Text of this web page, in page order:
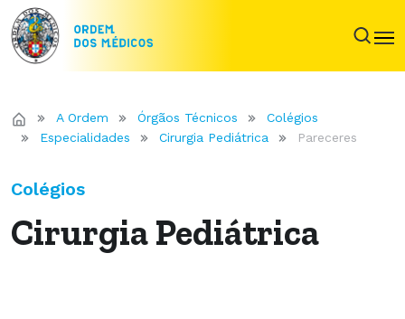
A Ordem Órgãos Técnicos
Colégios
Especialidades
Cirurgia Pediátrica Pareceres
Colégios
Cirurgia Pediátrica